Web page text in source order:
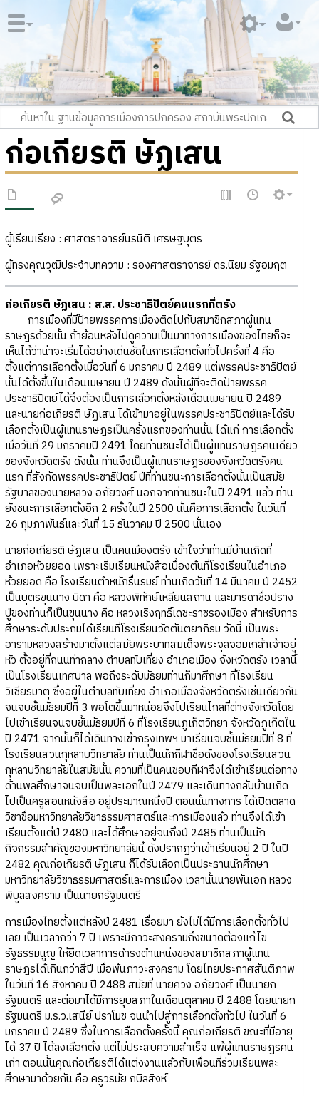
ก่อเกียรติ ษัฏเสน
ผู้เรียบเรียง : ศาสตราจารย์นรนิติ เศรษฐบุตร
ผู้ทรงคุณวุฒิประจำบทความ : รองศาสตราจารย์ ดร.นิยม รัฐอมฤต
ก่อเกียรติ ษัฏเสน : ส.ส. ประชาธิปัตย์คนแรกที่ตรัง
การเมืองที่มีป้ายพรรคการเมืองติดไปกับสมาชิกสภาผู้แทน
ราษฎรด้วยนั้น ถ้าย้อนหลังไปดูความเป็นมาทางการเมืองของไทยก็จะ
เห็นได้ว่าน่าจะเริ่มได้อย่างเด่นชัดในการเลือกตั้งทั่วไปครั้งที่ 4 คือ
ตั้งแต่การเลือกตั้งเมื่อวันที่ 6 มกราคม ปี 2489 แต่พรรคประชาธิปัตย์
นั้นได้ตั้งขึ้นในเดือนเมษายน ปี 2489 ดังนั้นผู้ที่จะติดป้ายพรรค
ประชาธิปัตย์ได้จึงต้องเป็นการเลือกตั้งหลังเดือนเมษายน ปี 2489
และนายก่อเกียรติ ษัฏเสน ได้เข้ามาอยู่ในพรรคประชาธิปัตย์และได้รับ
เลือกตั้งเป็นผู้แทนราษฎรเป็นครั้งแรกของท่านนั้น ได้แก่ การเลือกตั้ง
เมื่อวันที่ 29 มกราคมปี 2491 โดยท่านชนะได้เป็นผู้แทนราษฎรคนเดียว
ของจังหวัดตรัง ดังนั้น ท่านจึงเป็นผู้แทนราษฎรของจังหวัดตรังคน
แรก ที่สังกัดพรรคประชาธิปัตย์ ปีที่ท่านชนะการเลือกตั้งนั้นเป็นสมัย
รัฐบาลของนายหลวง อภัยวงศ์ นอกจากท่านชนะในปี 2491 แล้ว ท่าน
ยังชนะการเลือกตั้งอีก 2 ครั้งในปี 2500 นั่นคือการเลือกตั้ง ในวันที่
26 กุมภาพันธ์และวันที่ 15 ธันวาคม ปี 2500 นั่นเอง
นายก่อเกียรติ ษัฏเสน เป็นคนเมืองตรัง เข้าใจว่าท่านมีบ้านเกิดที่
อำเภอห้วยยอด เพราะเริ่มเรียนหนังสือเบื้องต้นที่โรงเรียนในอำเภอ
ห้วยยอด คือ โรงเรียนตำหนักรื่นรมย์ ท่านเกิดวันที่ 14 มีนาคม ปี 2452
เป็นบุตรขุนนาง บิดา คือ หลวงพิทักษ์เหลียนสถาน และมารดาชื่อปราง
ปู่ของท่านก็เป็นขุนนาง คือ หลวงเริงฤทธิ์เดชะราชรองเมือง สำหรับการ
ศึกษาระดับประถมได้เรียนที่โรงเรียนวัดตันตยาภิรม วัดนี้ เป็นพระ
อารามหลวงสร้างมาตั้งแต่สมัยพระบาทสมเด็จพระจุลจอมเกล้าเจ้าอยู่
หัว ตั้งอยู่ที่ถนนท่ากลาง ตำบลทับเที่ยง อำเภอเมือง จังหวัดตรัง เวลานี้
เป็นโรงเรียนเทศบาล พอถึงระดับมัธยมท่านก็มาศึกษา ที่โรงเรียน
วิเชียรมาตุ ซึ่งอยู่ในตำบลทับเที่ยง อำเภอเมืองจังหวัดตรังเช่นเดียวกัน
จนจบชั้นมัธยมปีที่ 3 พอโตขึ้นมาหน่อยจึงไปเรียนไกลที่ต่างจังหวัดโดย
ไปเข้าเรียนจนจบชั้นมัธยมปีที่ 6 ที่โรงเรียนภูเก็ตวิทยา จังหวัดภูเก็ตใน
ปี 2471 จากนั้นก็ได้เดินทางเข้ากรุงเทพฯ มาเรียนจบชั้นมัธยมปีที่ 8 ที่
โรงเรียนสวนกุหลาบวิทยาลัย ท่านเป็นนักกีฬาชื่อดังของโรงเรียนสวน
กุหลาบวิทยาลัยในสมัยนั้น ความที่เป็นคนชอบกีฬาจึงได้เข้าเรียนต่อทาง
ด้านพลศึกษาจนจบเป็นพละเอกในปี 2479 และเดินทางกลับบ้านเกิด
ไปเป็นครูสอนหนังสือ อยู่ประมาณหนึ่งปี ตอนนั้นทางการ ได้เปิดตลาด
วิชาชื่อมหาวิทยาลัยวิชาธรรมศาสตร์และการเมืองแล้ว ท่านจึงได้เข้า
เรียนตั้งแต่ปี 2480 และได้ศึกษาอยู่จนถึงปี 2485 ท่านเป็นนัก
กิจกรรมสำคัญของมหาวิทยาลัยนี้ ดังปรากฏว่าเข้าเรียนอยู่ 2 ปี ในปี
2482 คุณก่อเกียรติ ษัฏเสน ก็ได้รับเลือกเป็นประธานนักศึกษา
มหาวิทยาลัยวิชาธรรมศาสตร์และการเมือง เวลานั้นนายพันเอก หลวง
พิบูลสงคราม เป็นนายกรัฐมนตรี
การเมืองไทยตั้งแต่หลังปี 2481 เรื่อยมา ยังไม่ได้มีการเลือกตั้งทั่วไป
เลย เป็นเวลากว่า 7 ปี เพราะมีภาวะสงครามถึงขนาดต้องแก้ไข
รัฐธรรมนูญ ให้ยืดเวลาการดำรงตำแหน่งของสมาชิกสภาผู้แทน
ราษฎรได้เกินกว่าสี่ปี เมื่อพ้นภาวะสงคราม โดยไทยประกาศสันติภาพ
ในวันที่ 16 สิงหาคม ปี 2488 สมัยที่ นายควง อภัยวงศ์ เป็นนายก
รัฐมนตรี และต่อมาได้มีการยุบสภาในเดือนตุลาคม ปี 2488 โดยนายก
รัฐมนตรี ม.ร.ว.เสนีย์ ปราโมช จนนำไปสู่การเลือกตั้งทั่วไป ในวันที่ 6
มกราคม ปี 2489 ซึ่งในการเลือกตั้งครั้งนี้ คุณก่อเกียรติ ขณะที่มีอายุ
ได้ 37 ปี ได้ลงเลือกตั้ง แต่ไม่ประสบความสำเร็จ แพ้ผู้แทนราษฎรคน
เก่า ตอนนั้นคุณก่อเกียรติได้แต่งงานแล้วกับเพื่อนที่ร่วมเรียนพละ
ศึกษามาด้วยกัน คือ ครูวรมัย กบิลสิงห์